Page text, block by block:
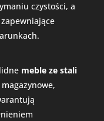
czystości, a
meble ze stali